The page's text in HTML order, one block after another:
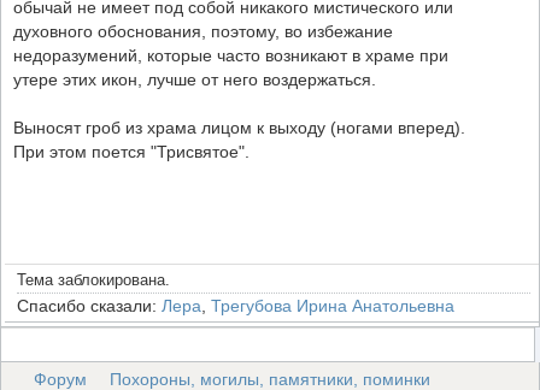
обычай не имеет под собой никакого мистического или
духовного обоснования, поэтому, во избежание
недоразумений, которые часто возникают в храме при
утере этих икон, лучше от него воздержаться.
Выносят гроб из храма лицом к выходу (ногами вперед).
При этом поется "Трисвятое".
Тема заблокирована.
Спасибо сказали: Лера Трегубова Ирина Анатольевна
Форум
Похороны, могилы, памятники, поминки